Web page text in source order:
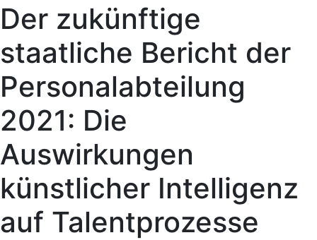
Der zukünftige
staatliche Bericht der
Personalabteilung
2021: Die
Auswirkungen
künstlicher Intelligenz
auf Talentprozesse